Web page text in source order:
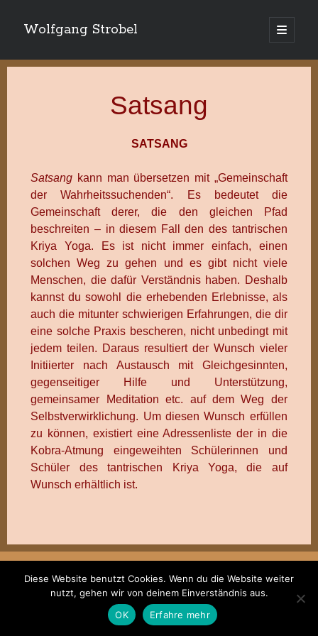
Wolfgang Strobel
öffnen
Satsang
SATSANG
Satsang kann man übersetzen mit „Gemeinschaft
der Wahrheitssuchenden“. Es bedeutet die
Gemeinschaft derer, die den gleichen Pfad
beschreiten – in diesem Fall den des tantrischen
Kriya Yoga. Es ist nicht immer einfach, einen
solchen Weg zu gehen und es gibt nicht viele
Menschen, die dafür Verständnis haben. Deshalb
kannst du sowohl die erhebenden Erlebnisse, als
auch die mitunter schwierigen Erfahrungen, die dir
eine solche Praxis bescheren, nicht unbedingt mit
jedem teilen. Daraus resultiert der Wunsch vieler
Initiierter nach Austausch mit Gleichgesinnten,
gegenseitiger Hilfe und Unterstützung,
gemeinsamer Meditation etc. auf dem Weg der
Selbstverwirklichung. Um diesen Wunsch erfüllen
zu können, existiert eine Adressenliste der in die
Kobra-Atmung eingeweihten Schülerinnen und
Schüler des tantrischen Kriya Yoga, die auf
Wunsch erhältlich ist.
Author WordPress Themeby Compete Themes
Diese Website benutzt Cookies. Wenn du die Website weiter
nutzt, gehen wir von deinem Einverständnis aus.
OK
Erfahre mehr